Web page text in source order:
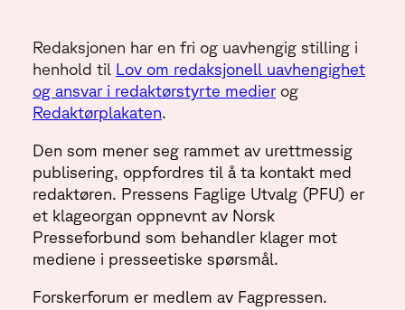
Redaksjonen har en fri og uavhengig stilling i
henhold til Lov om redaksjonell uavhengighet
og ansvar i redaktørstyrte medierog
Redaktørplakaten.
Den som mener seg rammet av urettmessig
publisering, oppfordres til å ta kontakt med
redaktøren. Pressens Faglige Utvalg (PFU) er
et klageorgan oppnevnt av Norsk
Presseforbund som behandler klager mot
mediene i presseetiske spørsmål.
Forskerforum er medlem av Fagpressen.